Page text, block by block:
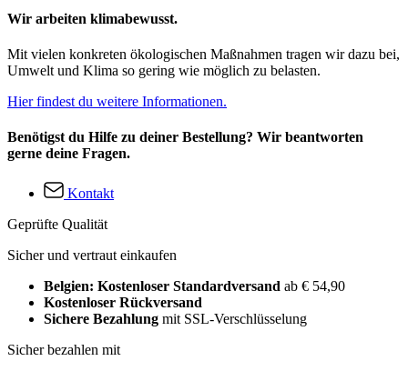
Wir arbeiten klimabewusst.
Mit vielen konkreten ökologischen Maßnahmen tragen wir dazu bei,
Umwelt und Klima so gering wie möglich zu belasten.
Hier findest du weitere Informationen.
Benötigst du Hilfe zu deiner Bestellung? Wir beantworten
gerne deine Fragen.
Kontakt
Geprüfte Qualität
Sicher und vertraut einkaufen
Belgien: Kostenloser Standardversand ab € 54,90
Kostenloser Rückversand
Sichere Bezahlung mit SSL-Verschlüsselung
Sicher bezahlen mit